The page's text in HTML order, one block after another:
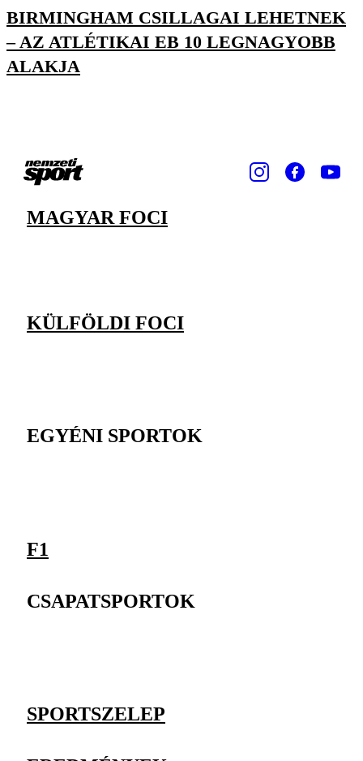
BIRMINGHAM CSILLAGAI LEHETNEK
– AZ ATLÉTIKAI EB 10 LEGNAGYOBB
ALAKJA
MAGYAR FOCI
KÜLFÖLDI FOCI
EGYÉNI SPORTOK
F1
CSAPATSPORTOK
SPORTSZELEP